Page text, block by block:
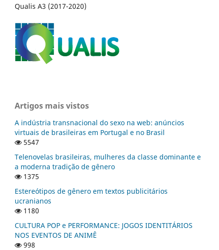
Qualis A3 (2017-2020)
Artigos mais vistos
A indústria transnacional do sexo na web: anúncios
virtuais de brasileiras em Portugal e no Brasil
5547
Telenovelas brasileiras, mulheres da classe dominante e
a moderna tradição de gênero
1375
Estereótipos de gênero em textos publicitários
ucranianos
1180
CULTURA POP e PERFORMANCE: JOGOS IDENTITÁRIOS
NOS EVENTOS DE ANIMÊ
998